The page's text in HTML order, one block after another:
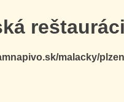
malacky/